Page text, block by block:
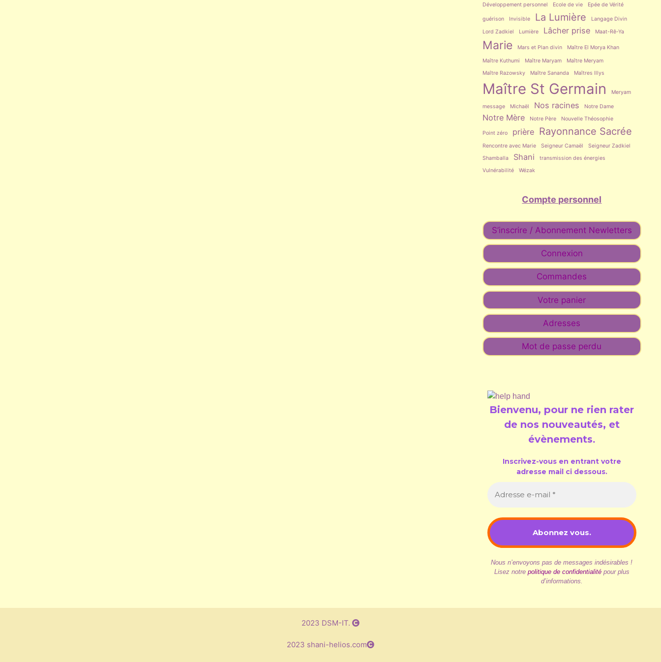
Développement personnel
Ecole de vie Epée de Vérité
guérison Invisible La Lumière
Langage Divin
Lord Zadkiel
Lumière Lâcher prise Maat-Rê-Ya
Marie Mars et Plan divin Maître El Morya Khan
Maître Kuthumi Maître Maryam
Maître Meryam
Maître Razowsky
Maître Sananda Maîtres Illys
Maître St Germain Meryam
message Michaël Nos racines Notre Dame
Notre Mère Notre Père Nouvelle Théosophie
Point zéro prière Rayonnance Sacrée
Rencontre avec Marie Seigneur Camaël
Seigneur Zadkiel
Shamballa
Shani
transmission des énergies
Vulnérabilité
Wézak
Compte personnel
S’inscrire / Abonnement Newletters
Connexion
Commandes
Votre panier
Adresses
Mot de passe perdu
Bienvenu, pour ne rien rater
de nos nouveautés, et
évènements.
Inscrivez-vous en entrant votre
adresse mail ci dessous.
Nous n’envoyons pas de messages indésirables !
Lisez notre politique de confidentialitépour plus
d’informations.
2023 DSM-IT.
2023 shani-helios.com